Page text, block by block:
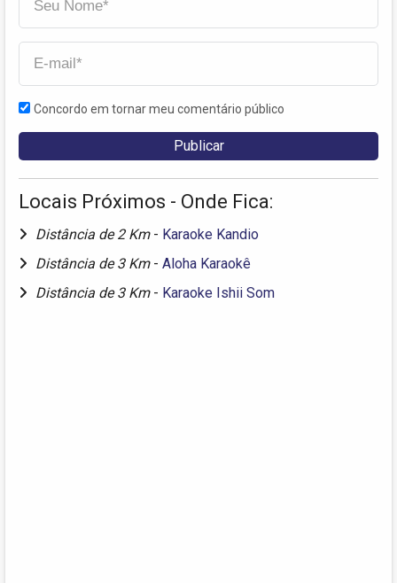
Concordo em tornar meu comentário público
Locais Próximos - Onde Fica:
Distância de 2 Km - Karaoke Kandio
Distância de 3 Km - Aloha Karaokê
Distância de 3 Km - Karaoke Ishii Som